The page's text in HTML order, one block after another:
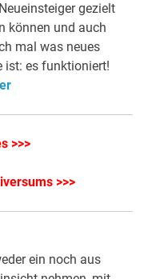
gezielt
können und auch
mal was neues
ist: es funktioniert!
>>>
>>>
ein noch aus